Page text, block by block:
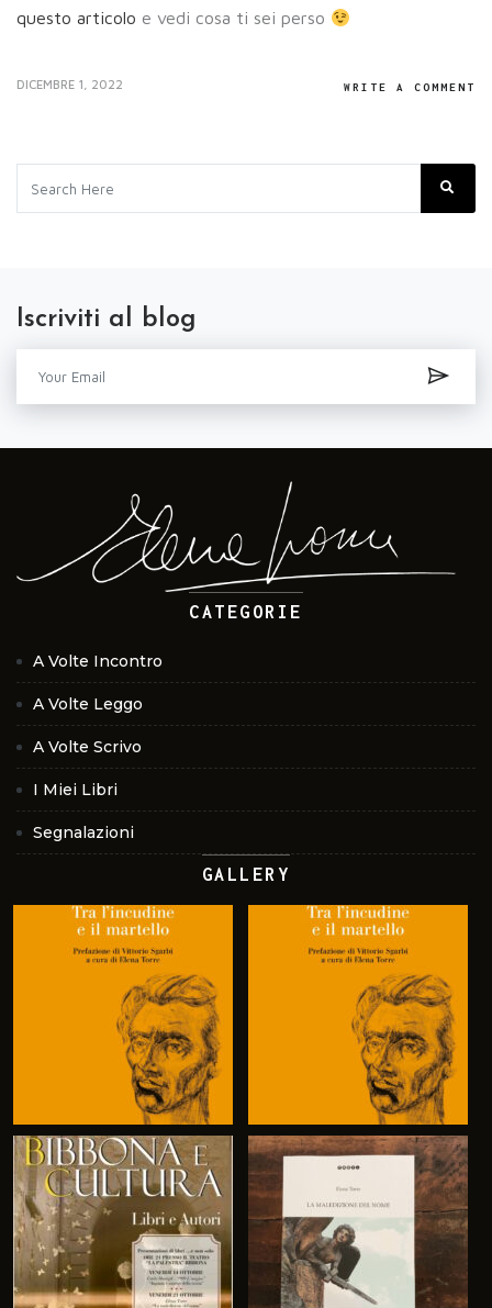
questo articolo e vedi cosa ti sei perso
DICEMBRE 1, 2022 WRITE A COMMENT
Iscriviti al blog
CATEGORIE
A Volte Incontro
A Volte Leggo
A Volte Scrivo
I Miei Libri
Segnalazioni
GALLERY